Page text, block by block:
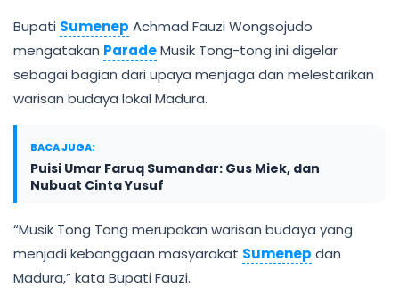
Bupati Sumenep Achmad Fauzi Wongsojudo
mengatakan ParadeMusik Tong-tong ini digelar
sebagai bagian dari upaya menjaga dan melestarikan
warisan budaya lokal Madura.
BACA JUGA:
Puisi Umar Faruq Sumandar: Gus Miek, dan
Nubuat Cinta Yusuf
“Musik Tong Tong merupakan warisan budaya yang
menjadi kebanggaan masyarakat Sumenep dan
Madura,” kata Bupati Fauzi.